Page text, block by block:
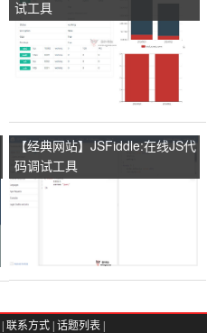
试工具
【经典网站】JSFiddle:在线JS代
码调试工具
联系方式 话题列表